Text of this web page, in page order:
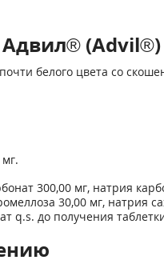
(Advil®)
белого цвета со
300,00 мг, натрия
30,00 мг, натрия
q.s. до получения